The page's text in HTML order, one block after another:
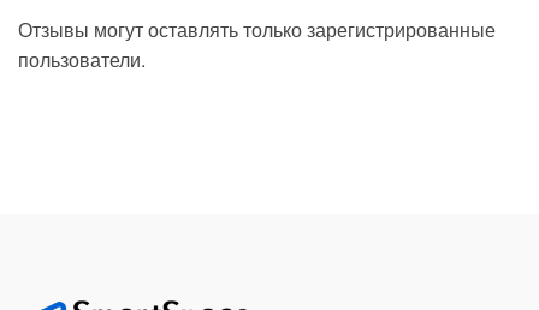
Отзывы могут оставлять только зарегистрированные
пользователи.